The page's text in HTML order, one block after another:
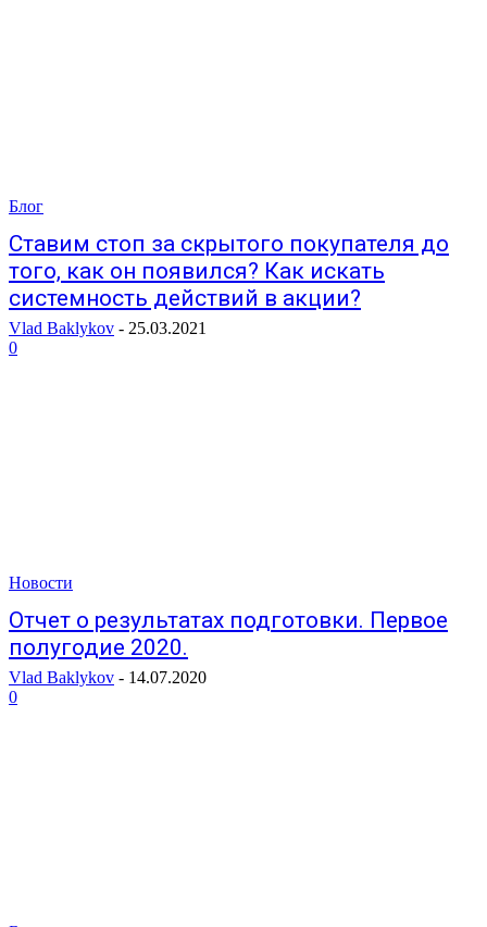
Блог
Ставим стоп за скрытого покупателя до
того, как он появился? Как искать
системность действий в акции?
Vlad Baklykov - 25.03.2021
0
Новости
Отчет о результатах подготовки. Первое
полугодие 2020.
Vlad Baklykov - 14.07.2020
0